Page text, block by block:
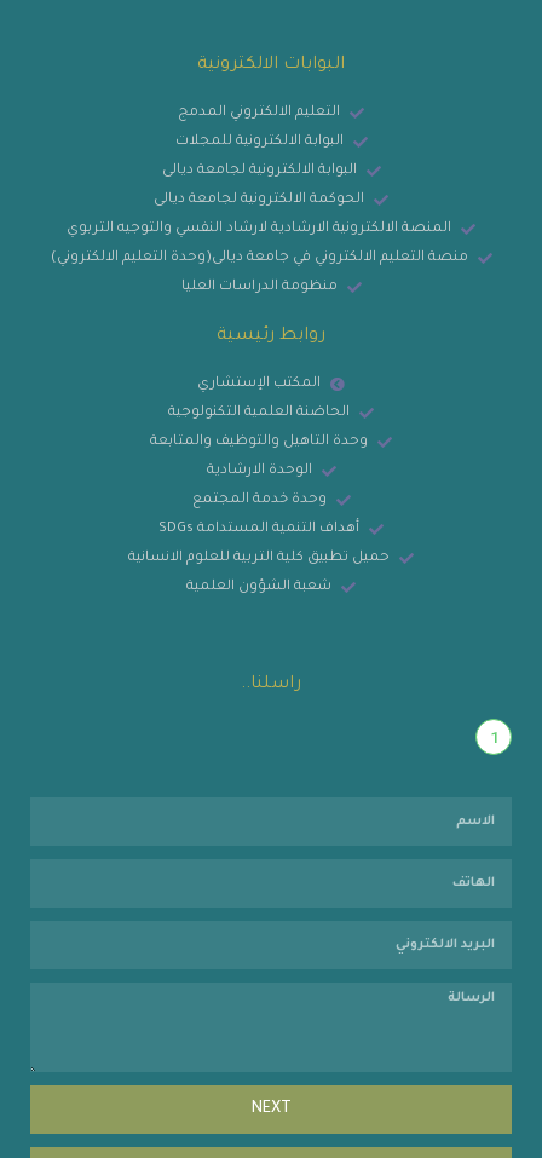
البوابات الالكترونية
التعليم الالكتروني المدمج
البوابة الالكترونية للمجلات
البوابة الالكترونية لجامعة ديالى
الحوكمة الالكترونية لجامعة ديالى
المنصة الالكترونية الارشادية لارشاد النفسي والتوجيه التربوي
منصة التعليم الالكتروني في جامعة ديالى(وحدة التعليم الالكتروني)
منظومة الدراسات العليا
روابط رئيسية
المكتب الإستشاري
الحاضنة العلمية التكنولوجية
وحدة التاهيل والتوظيف والمتابعة
الوحدة الارشادية
وحدة خدمة المجتمع
أهداف التنمية المستدامة SDGs
حميل تطبيق كلية التربية للعلوم الانسانية
شعبة الشؤون العلمية
راسلنا..
1
NEXT